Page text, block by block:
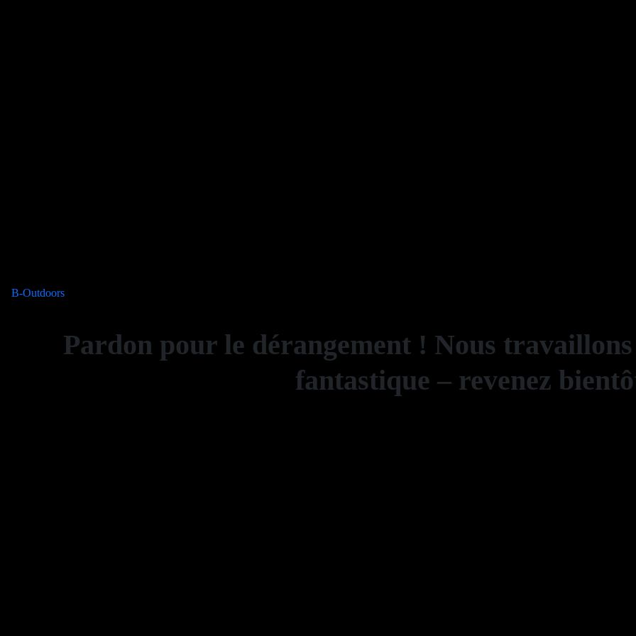
B-Outdoors
Pardon pour le dérangement ! Nous
fantastique – revenez